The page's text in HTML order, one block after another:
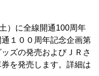
）に全線開通100周年
１００周年記念企画第
ズの発売およびＪＲさ
を発売します。詳細は